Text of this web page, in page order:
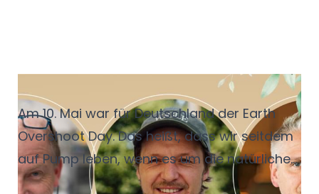
Drei Chefs, ein Ziel
Am 10. Mai war für Deutschland der Earth
Overshoot Day. Das heißt, dass wir seitdem
auf Pump leben, wenn es um die natürlichen
Ressourcen geht, die uns für 2026 zur